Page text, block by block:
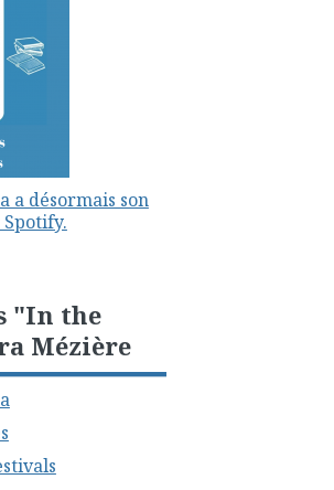
a désormais son
"In the
Mézière